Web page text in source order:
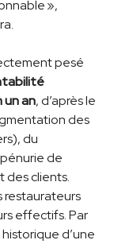
»,
pesé
un an, d’après le
des
du
de
des clients.
restaurateurs
effectifs. Par
d’une